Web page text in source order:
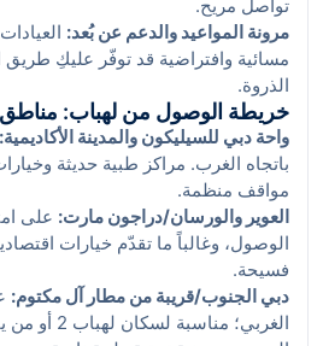
تواصل مريح.
مرونة المواعيد والدعم عن بُعد:
الذروة.
خريطة الوصول من لهباب: مناطق
واحة دبي للسيليكون والمدينة الأكاديمية:
باتجاه الغرب. مراكز طبية حديثة
مواقف منظمة.
العوير والورسان/دراجون مارت:
الوصول، وغالباً ما تقدّم خيارات
فسيحة.
دبي الجنوب/قريبة من مطار آل مكتوم:
الغربي؛